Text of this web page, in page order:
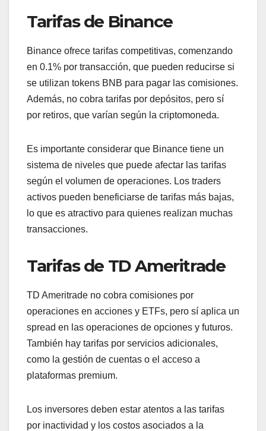
Tarifas de Binance
Binance ofrece tarifas competitivas, comenzando
en 0.1% por transacción, que pueden reducirse si
se utilizan tokens BNB para pagar las comisiones.
Además, no cobra tarifas por depósitos, pero sí
por retiros, que varían según la criptomoneda.
Es importante considerar que Binance tiene un
sistema de niveles que puede afectar las tarifas
según el volumen de operaciones. Los traders
activos pueden beneficiarse de tarifas más bajas,
lo que es atractivo para quienes realizan muchas
transacciones.
Tarifas de TD Ameritrade
TD Ameritrade no cobra comisiones por
operaciones en acciones y ETFs, pero sí aplica un
spread en las operaciones de opciones y futuros.
También hay tarifas por servicios adicionales,
como la gestión de cuentas o el acceso a
plataformas premium.
Los inversores deben estar atentos a las tarifas
por inactividad y los costos asociados a la